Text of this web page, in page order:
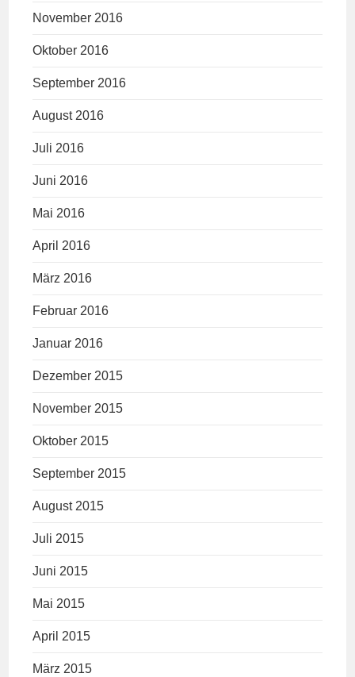
November 2016
Oktober 2016
September 2016
August 2016
Juli 2016
Juni 2016
Mai 2016
April 2016
März 2016
Februar 2016
Januar 2016
Dezember 2015
November 2015
Oktober 2015
September 2015
August 2015
Juli 2015
Juni 2015
Mai 2015
April 2015
März 2015